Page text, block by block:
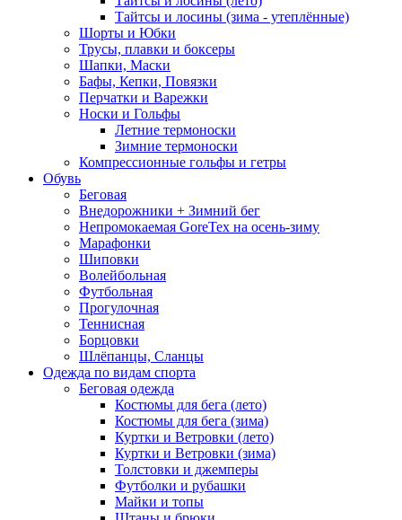
Тайтсы и лосины (зима - утеплённые)
Шорты и Юбки
Трусы, плавки и боксеры
Шапки, Маски
Бафы, Кепки, Повязки
Перчатки и Варежки
Носки и Гольфы
Летние термоноски
Зимние термоноски
Компрессионные гольфы и гетры
Обувь
Беговая
Внедорожники + Зимний бег
Непромокаемая GoreTex на осень-зиму
Марафонки
Шиповки
Волейбольная
Футбольная
Прогулочная
Теннисная
Борцовки
Шлёпанцы, Сланцы
Одежда по видам спорта
Беговая одежда
Костюмы для бега (лето)
Костюмы для бега (зима)
Куртки и Ветровки (лето)
Куртки и Ветровки (зима)
Толстовки и джемперы
Футболки и рубашки
Майки и топы